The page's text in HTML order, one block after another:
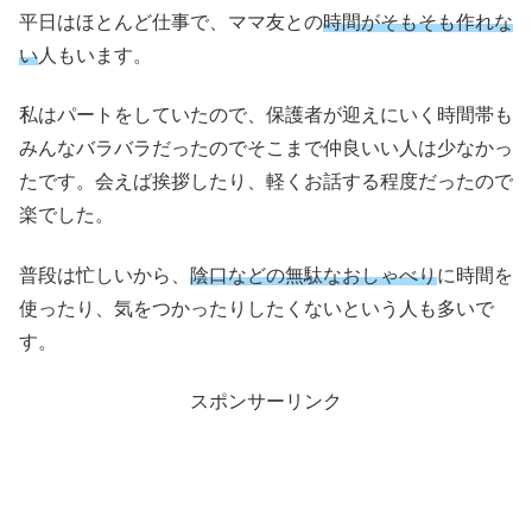
平日はほとんど仕事で、ママ友との時間がそもそも作れな
い 人もいます。
私はパートをしていたので、保護者が迎えにいく時間帯も
みんなバラバラだったのでそこまで仲良いい人は少なかっ
たです。会えば挨拶したり、軽くお話する程度だったので
楽でした。
普段は忙しいから、 陰口などの無駄なおしゃべりに時間を
使ったり、気をつかったりしたくないという人も多いで
す。
スポンサーリンク